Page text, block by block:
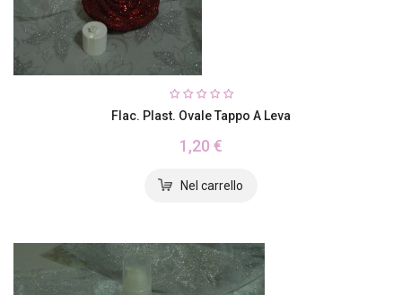
Flac. Plast. Ovale Tappo A Leva
1,20 €